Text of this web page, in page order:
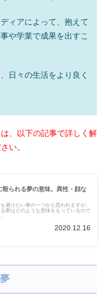
ィアによって、抱えて
や学業で成果を出すこ
日々の生活をより良く
、以下の記事で詳しく解
い。
殴られる夢の意味。異性・顔な
避けたい事の一つかと思われますが、
夢はどのような意味をもっているので
2020.12.16